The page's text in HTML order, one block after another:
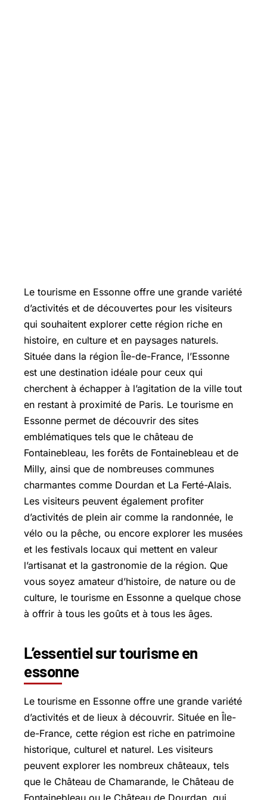
Le tourisme en Essonne offre une grande variété
d’activités et de découvertes pour les visiteurs
qui souhaitent explorer cette région riche en
histoire, en culture et en paysages naturels.
Située dans la région Île-de-France, l’Essonne
est une destination idéale pour ceux qui
cherchent à échapper à l’agitation de la ville tout
en restant à proximité de Paris. Le tourisme en
Essonne permet de découvrir des sites
emblématiques tels que le château de
Fontainebleau, les forêts de Fontainebleau et de
Milly, ainsi que de nombreuses communes
charmantes comme Dourdan et La Ferté-Alais.
Les visiteurs peuvent également profiter
d’activités de plein air comme la randonnée, le
vélo ou la pêche, ou encore explorer les musées
et les festivals locaux qui mettent en valeur
l’artisanat et la gastronomie de la région. Que
vous soyez amateur d’histoire, de nature ou de
culture, le tourisme en Essonne a quelque chose
à offrir à tous les goûts et à tous les âges.
L’essentiel sur tourisme en
essonne
Le tourisme en Essonne offre une grande variété
d’activités et de lieux à découvrir. Située en Île-
de-France, cette région est riche en patrimoine
historique, culturel et naturel. Les visiteurs
peuvent explorer les nombreux châteaux, tels
que le Château de Chamarande, le Château de
Fontainebleau ou le Château de Dourdan, qui